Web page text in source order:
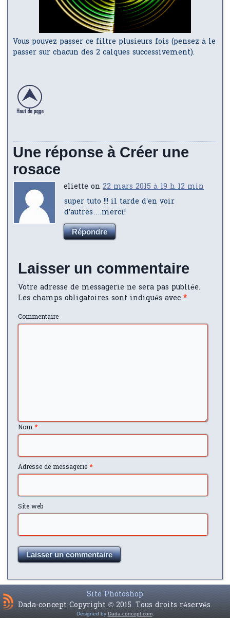
Vous pouvez passer ce filtre plusieurs fois (pensez à le
passer sur chacun des 2 calques successivement).
Une réponse à Créer une
rosace
eliette on22 mars 2015 à 19 h 12 min
super tuto !!! il tarde d’en voir
d’autres….merci!
Répondre
Laisser un commentaire
Votre adresse de messagerie ne sera pas publiée.
Les champs obligatoires sont indiqués avec*
Commentaire
Nom *
Adresse de messagerie *
Site web
Site Photoshop
Dada-concept Copyright © 2015. Tous droits réservés.
Designed by Dada-concept.com.